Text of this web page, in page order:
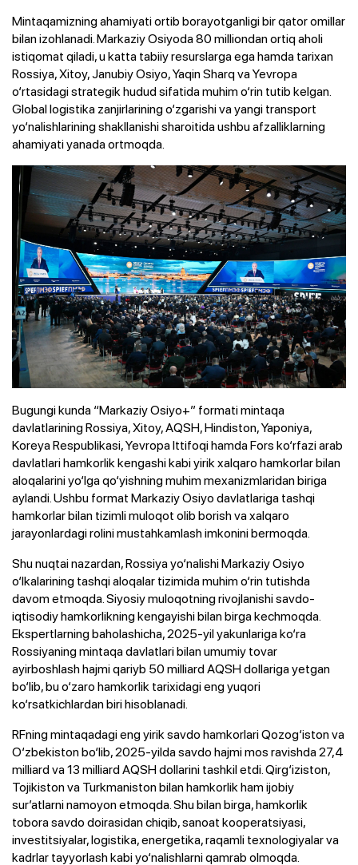
Mintaqamizning ahamiyati ortib borayotganligi bir qator omillar
bilan izohlanadi. Markaziy Osiyoda 80 milliondan ortiq aholi
istiqomat qiladi, u katta tabiiy resurslarga ega hamda tarixan
Rossiya, Xitoy, Janubiy Osiyo, Yaqin Sharq va Yevropa
o‘rtasidagi strategik hudud sifatida muhim o‘rin tutib kelgan.
Global logistika zanjirlarining o‘zgarishi va yangi transport
yo‘nalishlarining shakllanishi sharoitida ushbu afzalliklarning
ahamiyati yanada ortmoqda.
Bugungi kunda “Markaziy Osiyo+” formati mintaqa
davlatlarining Rossiya, Xitoy, AQSH, Hindiston, Yaponiya,
Koreya Respublikasi, Yevropa Ittifoqi hamda Fors ko‘rfazi arab
davlatlari hamkorlik kengashi kabi yirik xalqaro hamkorlar bilan
aloqalarini yo‘lga qo‘yishning muhim mexanizmlaridan biriga
aylandi. Ushbu format Markaziy Osiyo davlatlariga tashqi
hamkorlar bilan tizimli muloqot olib borish va xalqaro
jarayonlardagi rolini mustahkamlash imkonini bermoqda.
Shu nuqtai nazardan, Rossiya yo‘nalishi Markaziy Osiyo
o‘lkalarining tashqi aloqalar tizimida muhim o‘rin tutishda
davom etmoqda. Siyosiy muloqotning rivojlanishi savdo-
iqtisodiy hamkorlikning kengayishi bilan birga kechmoqda.
Ekspertlarning baholashicha, 2025-yil yakunlariga ko‘ra
Rossiyaning mintaqa davlatlari bilan umumiy tovar
ayirboshlash hajmi qariyb 50 milliard AQSH dollariga yetgan
bo‘lib, bu o‘zaro hamkorlik tarixidagi eng yuqori
ko‘rsatkichlardan biri hisoblanadi.
RFning mintaqadagi eng yirik savdo hamkorlari Qozog‘iston va
O‘zbekiston bo‘lib, 2025-yilda savdo hajmi mos ravishda 27,4
milliard va 13 milliard AQSH dollarini tashkil etdi. Qirg‘iziston,
Tojikiston va Turkmaniston bilan hamkorlik ham ijobiy
sur’atlarni namoyon etmoqda. Shu bilan birga, hamkorlik
tobora savdo doirasidan chiqib, sanoat kooperatsiyasi,
investitsiyalar, logistika, energetika, raqamli texnologiyalar va
kadrlar tayyorlash kabi yo‘nalishlarni qamrab olmoqda.